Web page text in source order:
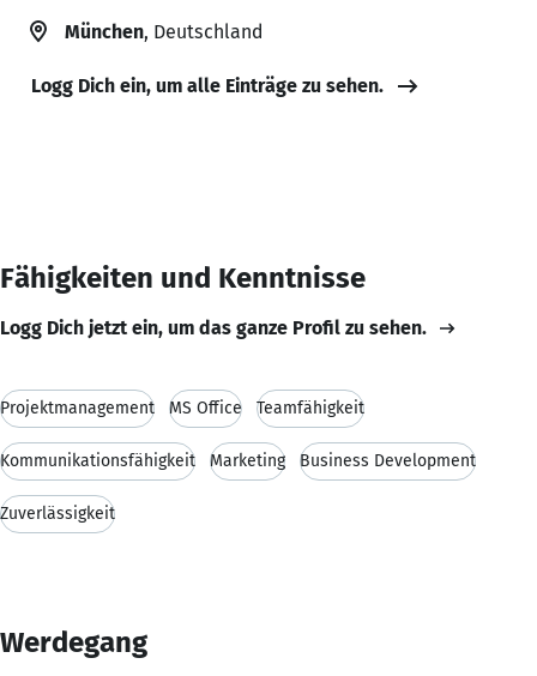
München, Deutschland
Logg Dich ein, um alle Einträge zu sehen.
Fähigkeiten und Kenntnisse
Logg Dich jetzt ein, um das ganze Profil zu sehen.
Projektmanagement MS Office Teamfähigkeit
Kommunikationsfähigkeit Marketing Business Development
Zuverlässigkeit
Werdegang